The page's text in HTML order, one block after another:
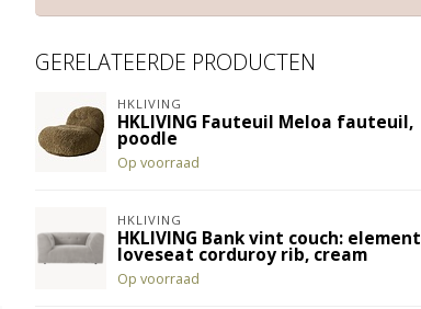
GERELATEERDE PRODUCTEN
HKLIVING
HKLIVING Fauteuil Meloa fauteuil,
poodle
Op voorraad
HKLIVING
HKLIVING Bank vint couch: element
loveseat corduroy rib, cream
Op voorraad